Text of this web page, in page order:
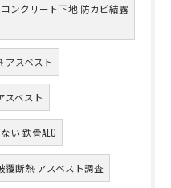
ンクリート下地 防カビ結露
アスベスト
スベスト
い 鉄骨ALC
覆断熱 アスベスト調査